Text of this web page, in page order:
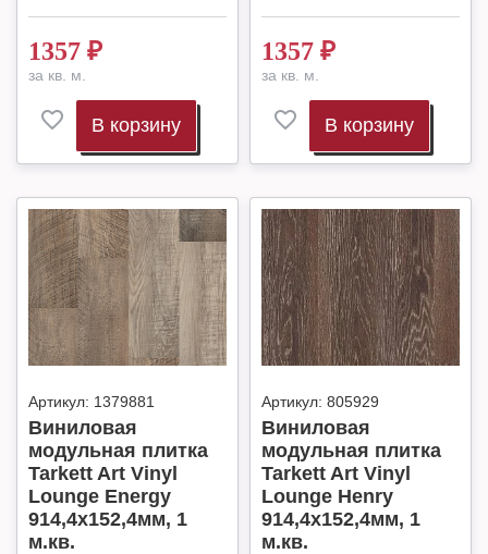
1357 ₽
за кв. м.
В корзину
1357 ₽
за кв. м.
В корзину
Артикул: 1379881
Виниловая
модульная плитка
Tarkett Art Vinyl
Lounge Energy
914,4х152,4мм, 1
м.кв.
Артикул: 805929
Виниловая
модульная плитка
Tarkett Art Vinyl
Lounge Henry
914,4х152,4мм, 1
м.кв.